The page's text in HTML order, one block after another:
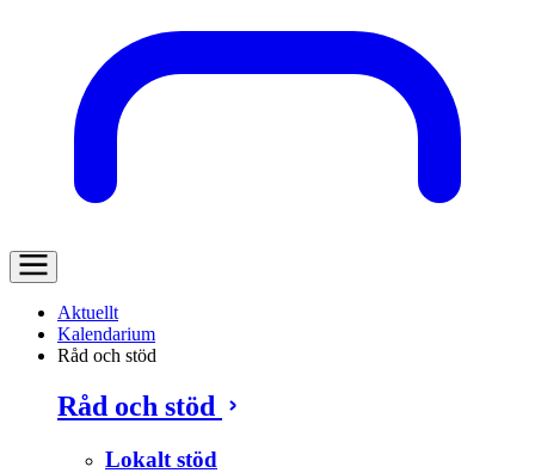
Aktuellt
Kalendarium
Råd och stöd
Råd och stöd
Lokalt stöd